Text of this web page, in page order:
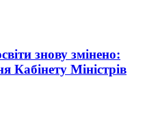
знову змінено:
Кабінету Міністрів